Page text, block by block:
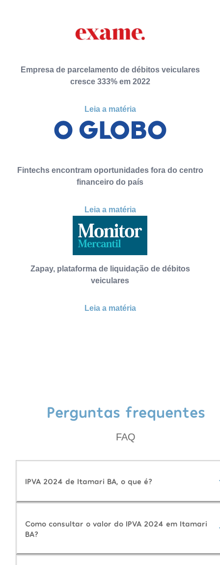
Empresa de parcelamento de débitos veiculares
cresce 333% em 2022
Leia a matéria
Fintechs encontram oportunidades fora do centro
financeiro do país
Leia a matéria
Zapay, plataforma de liquidação de débitos
veiculares
Leia a matéria
Perguntas frequentes
FAQ
IPVA 2024 de Itamari BA, o que é?
Como consultar o valor do IPVA 2024 em Itamari
BA?